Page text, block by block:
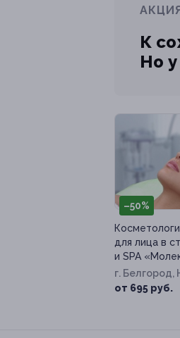
К
Но
–50%
для лица в
и SPA
г.
87
от 695 руб.